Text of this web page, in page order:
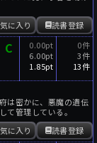
読書登録
に入り
C
0.00pt
6.00pt
1.85pt
0件
3件
13件
は密かに、悪魔の遺伝
て管理している。
読書登録
に入り